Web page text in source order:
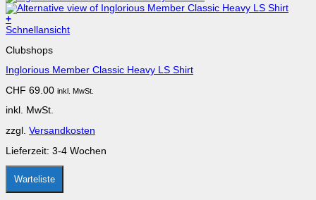
+
Schnellansicht
Clubshops
Inglorious Member Classic Heavy LS Shirt
CHF 69.00 inkl. MwSt.
inkl. MwSt.
zzgl. Versandkosten
Lieferzeit: 3-4 Wochen
Warteliste